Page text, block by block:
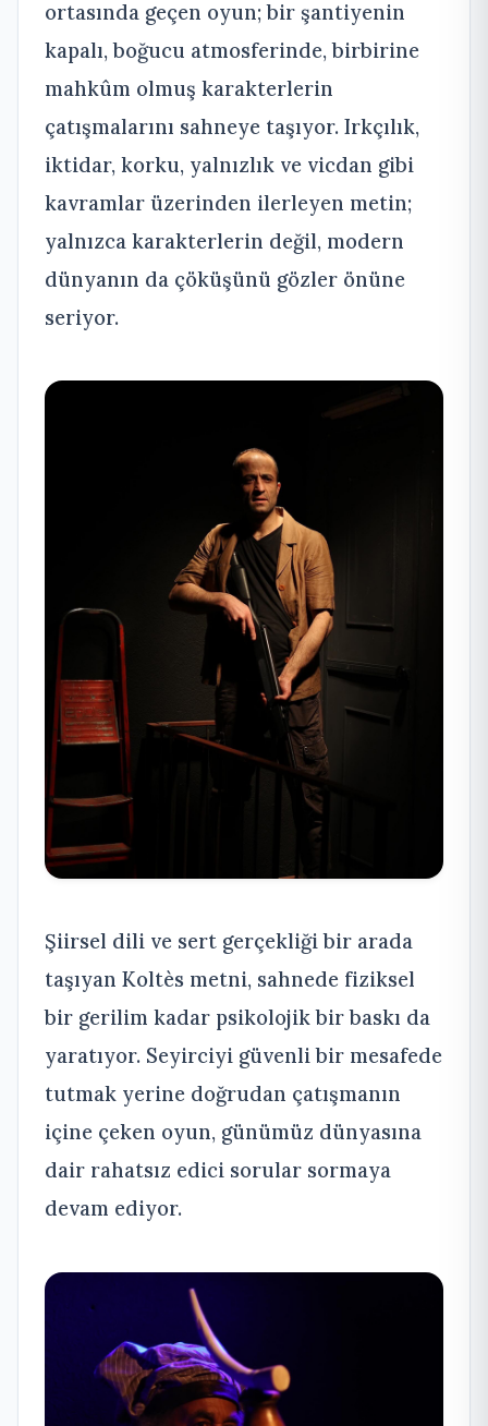
ortasında geçen oyun; bir şantiyenin
kapalı, boğucu atmosferinde, birbirine
mahkûm olmuş karakterlerin
çatışmalarını sahneye taşıyor. Irkçılık,
iktidar, korku, yalnızlık ve vicdan gibi
kavramlar üzerinden ilerleyen metin;
yalnızca karakterlerin değil, modern
dünyanın da çöküşünü gözler önüne
seriyor.
Şiirsel dili ve sert gerçekliği bir arada
taşıyan Koltès metni, sahnede fiziksel
bir gerilim kadar psikolojik bir baskı da
yaratıyor. Seyirciyi güvenli bir mesafede
tutmak yerine doğrudan çatışmanın
içine çeken oyun, günümüz dünyasına
dair rahatsız edici sorular sormaya
devam ediyor.